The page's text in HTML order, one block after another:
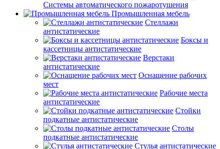
Системы автоматического пожаротушения
Промышленная мебель
Стеллажи
антистатические
Боксы и
кассетницы антистатические
Верстаки
антистатические
Оснащение рабочих
мест
Рабочие места
антистатические
Стойки
подкатные антистатические
Столы
подкатные антистатические
Стулья антистатические